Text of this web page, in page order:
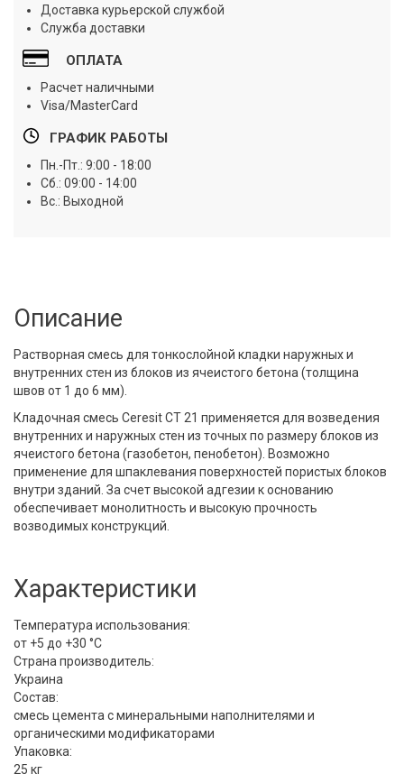
Доставка курьерской службой
Служба доставки
ОПЛАТА
Расчет наличными
Visa/MasterCard
ГРАФИК РАБОТЫ
Пн.-Пт.: 9:00 - 18:00
Сб.: 09:00 - 14:00
Вс.: Выходной
Описание
Растворная смесь для тонкослойной кладки наружных и
внутренних стен из блоков из ячеистого бетона (толщина
швов от 1 до 6 мм).
Кладочная смесь Ceresit СТ 21 применяется для возведения
внутренних и наружных стен из точных по размеру блоков из
ячеистого бетона (газобетон, пенобетон). Возможно
применение для шпаклевания поверхностей пористых блоков
внутри зданий. За счет высокой адгезии к основанию
обеспечивает монолитность и высокую прочность
возводимых конструкций.
Характеристики
Температура использования:
от +5 до +30 °C
Страна производитель:
Украина
Состав:
смесь цемента с минеральными наполнителями и
органическими модификаторами
Упаковка:
25 кг